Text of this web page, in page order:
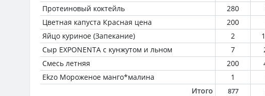
Протеиновый коктейль 280
Цветная капуста Красная цена
200
Яйцо куриное (Запекание)
2
Сыр EXPONENTA с кунжутом и льном
7
Смесь летняя
200
Ekzo Мороженое манго*малина
1
Итого
877